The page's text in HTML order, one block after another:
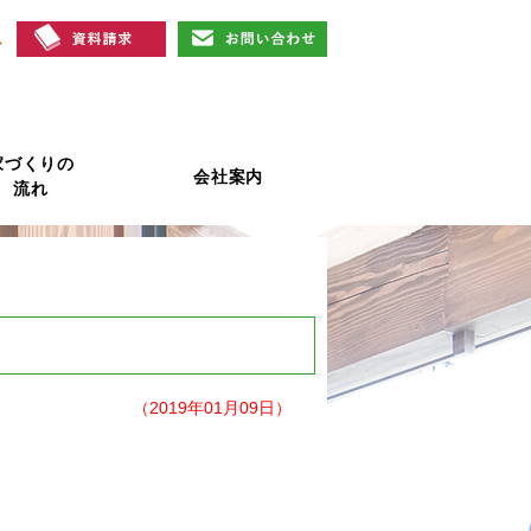
づくりの
流れ
会社案内
（2019年01月09日）